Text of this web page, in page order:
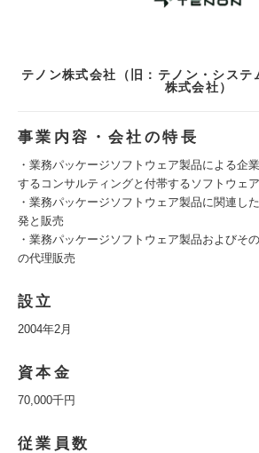
テノン株式会社（旧：テノン・システ
株式会社）
事業内容・会社の特長
・業務パッケージソフトウェア製品による企
するコンサルティングと付帯するソフトウェ
・業務パッケージソフトウェア製品に関連し
発と販売
・業務パッケージソフトウェア製品およびそ
の代理販売
設立
2004年2月
資本金
70,000千円
従業員数